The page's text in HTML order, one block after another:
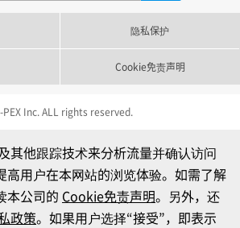
隐私保护
Cookie免责声明
Inc. ALL rights reserved.
其他跟踪技术来分析流量并确认访问
高用户在本网站的浏览体验。如需了解
本公司的 Cookie免责声明。另外，还
政策。如果用户选择“接受”，即表示